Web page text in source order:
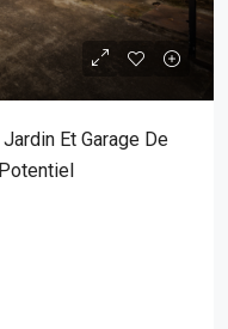
Et Garage De